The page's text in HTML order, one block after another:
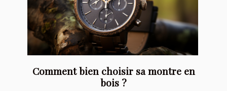
Comment bien choisir sa montre en
bois ?